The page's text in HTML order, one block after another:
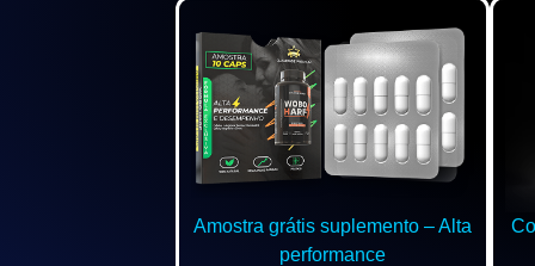
Amostra grátis suplemento – Alta
performance